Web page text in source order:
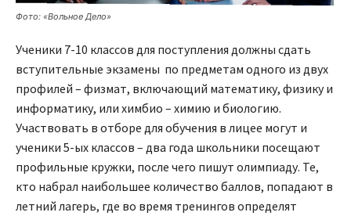
Фото: «Вольное Дело»
Ученики 7-10 классов для поступления должны сдать
вступительные экзамены по предметам одного из двух
профилей – физмат, включающий математику, физику и
информатику, или химбио – химию и биологию.
Участвовать в отборе для обучения в лицее могут и
ученики 5-ых классов – два года школьники посещают
профильные кружки, после чего пишут олимпиаду. Те,
кто набрал наибольшее количество баллов, попадают в
летний лагерь, где во время тренингов определят